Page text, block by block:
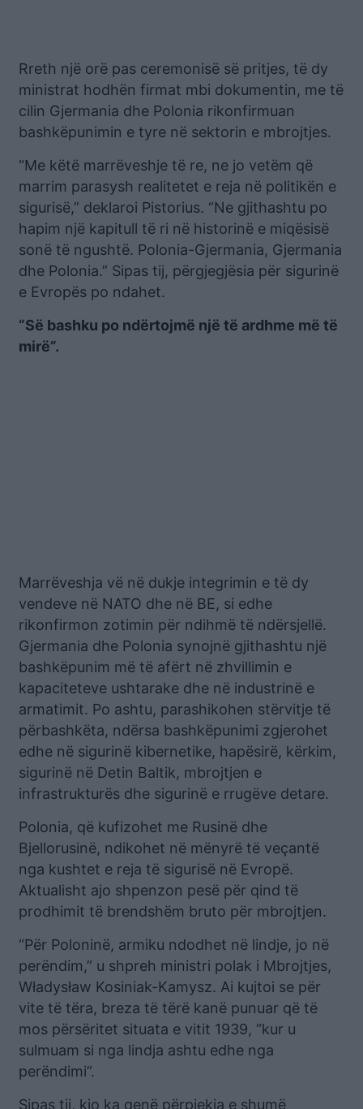
Rreth një orë pas ceremonisë së pritjes, të dy
ministrat hodhën firmat mbi dokumentin, me të
cilin Gjermania dhe Polonia rikonfirmuan
bashkëpunimin e tyre në sektorin e mbrojtjes.
“Me këtë marrëveshje të re, ne jo vetëm që
marrim parasysh realitetet e reja në politikën e
sigurisë,” deklaroi Pistorius. “Ne gjithashtu po
hapim një kapitull të ri në historinë e miqësisë
sonë të ngushtë. Polonia-Gjermania, Gjermania
dhe Polonia.” Sipas tij, përgjegjësia për sigurinë
e Evropës po ndahet.
“Së bashku po ndërtojmë një të ardhme më të
mirë”.
Marrëveshja vë në dukje integrimin e të dy
vendeve në NATO dhe në BE, si edhe
rikonfirmon zotimin për ndihmë të ndërsjellë.
Gjermania dhe Polonia synojnë gjithashtu një
bashkëpunim më të afërt në zhvillimin e
kapaciteteve ushtarake dhe në industrinë e
armatimit. Po ashtu, parashikohen stërvitje të
përbashkëta, ndërsa bashkëpunimi zgjerohet
edhe në sigurinë kibernetike, hapësirë, kërkim,
sigurinë në Detin Baltik, mbrojtjen e
infrastrukturës dhe sigurinë e rrugëve detare.
Polonia, që kufizohet me Rusinë dhe
Bjellorusinë, ndikohet në mënyrë të veçantë
nga kushtet e reja të sigurisë në Evropë.
Aktualisht ajo shpenzon pesë për qind të
prodhimit të brendshëm bruto për mbrojtjen.
“Për Poloninë, armiku ndodhet në lindje, jo në
perëndim,” u shpreh ministri polak i Mbrojtjes,
Władysław Kosiniak-Kamysz. Ai kujtoi se për
vite të tëra, breza të tërë kanë punuar që të
mos përsëritet situata e vitit 1939, “kur u
sulmuam si nga lindja ashtu edhe nga
perëndimi”.
Sipas tij, kjo ka qenë përpjekja e shumë